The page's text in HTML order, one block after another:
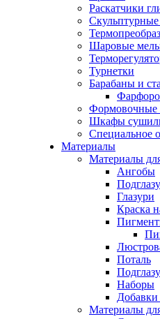
Раскатчики
Скульптурные
Шаровые
Турнетки
Барабаны и
Формовочные
Шкафы
Специальное
Материалы
Материалы
Ангобы
Глазури
Краска
Поталь
Наборы
Материалы